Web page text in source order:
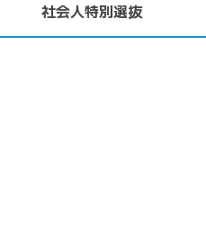
社会人特別選抜